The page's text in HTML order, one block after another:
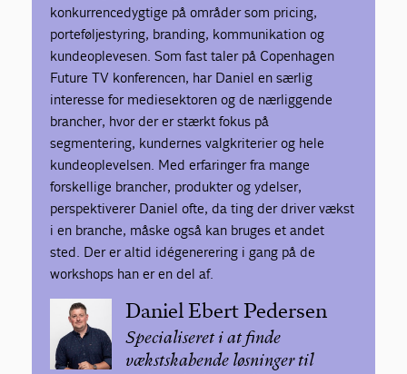
konkurrencedygtige på områder som pricing,
porteføljestyring, branding, kommunikation og
kundeoplevesen. Som fast taler på Copenhagen
Future TV konferencen, har Daniel en særlig
interesse for mediesektoren og de nærliggende
brancher, hvor der er stærkt fokus på
segmentering, kundernes valgkriterier og hele
kundeoplevelsen. Med erfaringer fra mange
forskellige brancher, produkter og ydelser,
perspektiverer Daniel ofte, da ting der driver vækst
i en branche, måske også kan bruges et andet
sted. Der er altid idégenerering i gang på de
workshops han er en del af.
Daniel Ebert Pedersen
Specialiseret i at finde
vækstskabende løsninger til